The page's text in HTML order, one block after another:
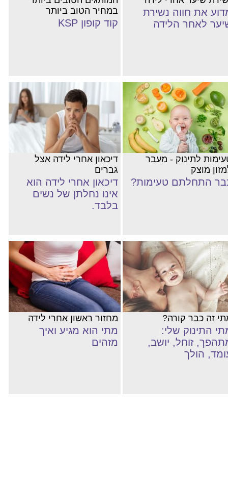
את חווה נשירת
לאחר הלידה
במחיר הטוב ביותר
קוד קופון KSP
לתינוק - מעבר
מוצק
התחלתם טעימות?
דיכאון אחרי לידה אצל
גברים
דיכאון אחרי לידה הוא
אינו נחלתן של נשים
בלבד.
זה כבר קורה?
התינוק שלי:
זוחל, יושב,
הולך
מחזור ראשון אחרי לידה
מתי הוא מגיע ואיך
מזהים